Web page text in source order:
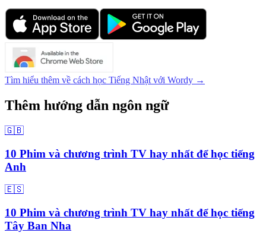
Tìm hiểu thêm về cách học Tiếng Nhật với Wordy →
Thêm hướng dẫn ngôn ngữ
🇬🇧
10 Phim và chương trình TV hay nhất để học tiếng
Anh
🇪🇸
10 Phim và chương trình TV hay nhất để học tiếng
Tây Ban Nha